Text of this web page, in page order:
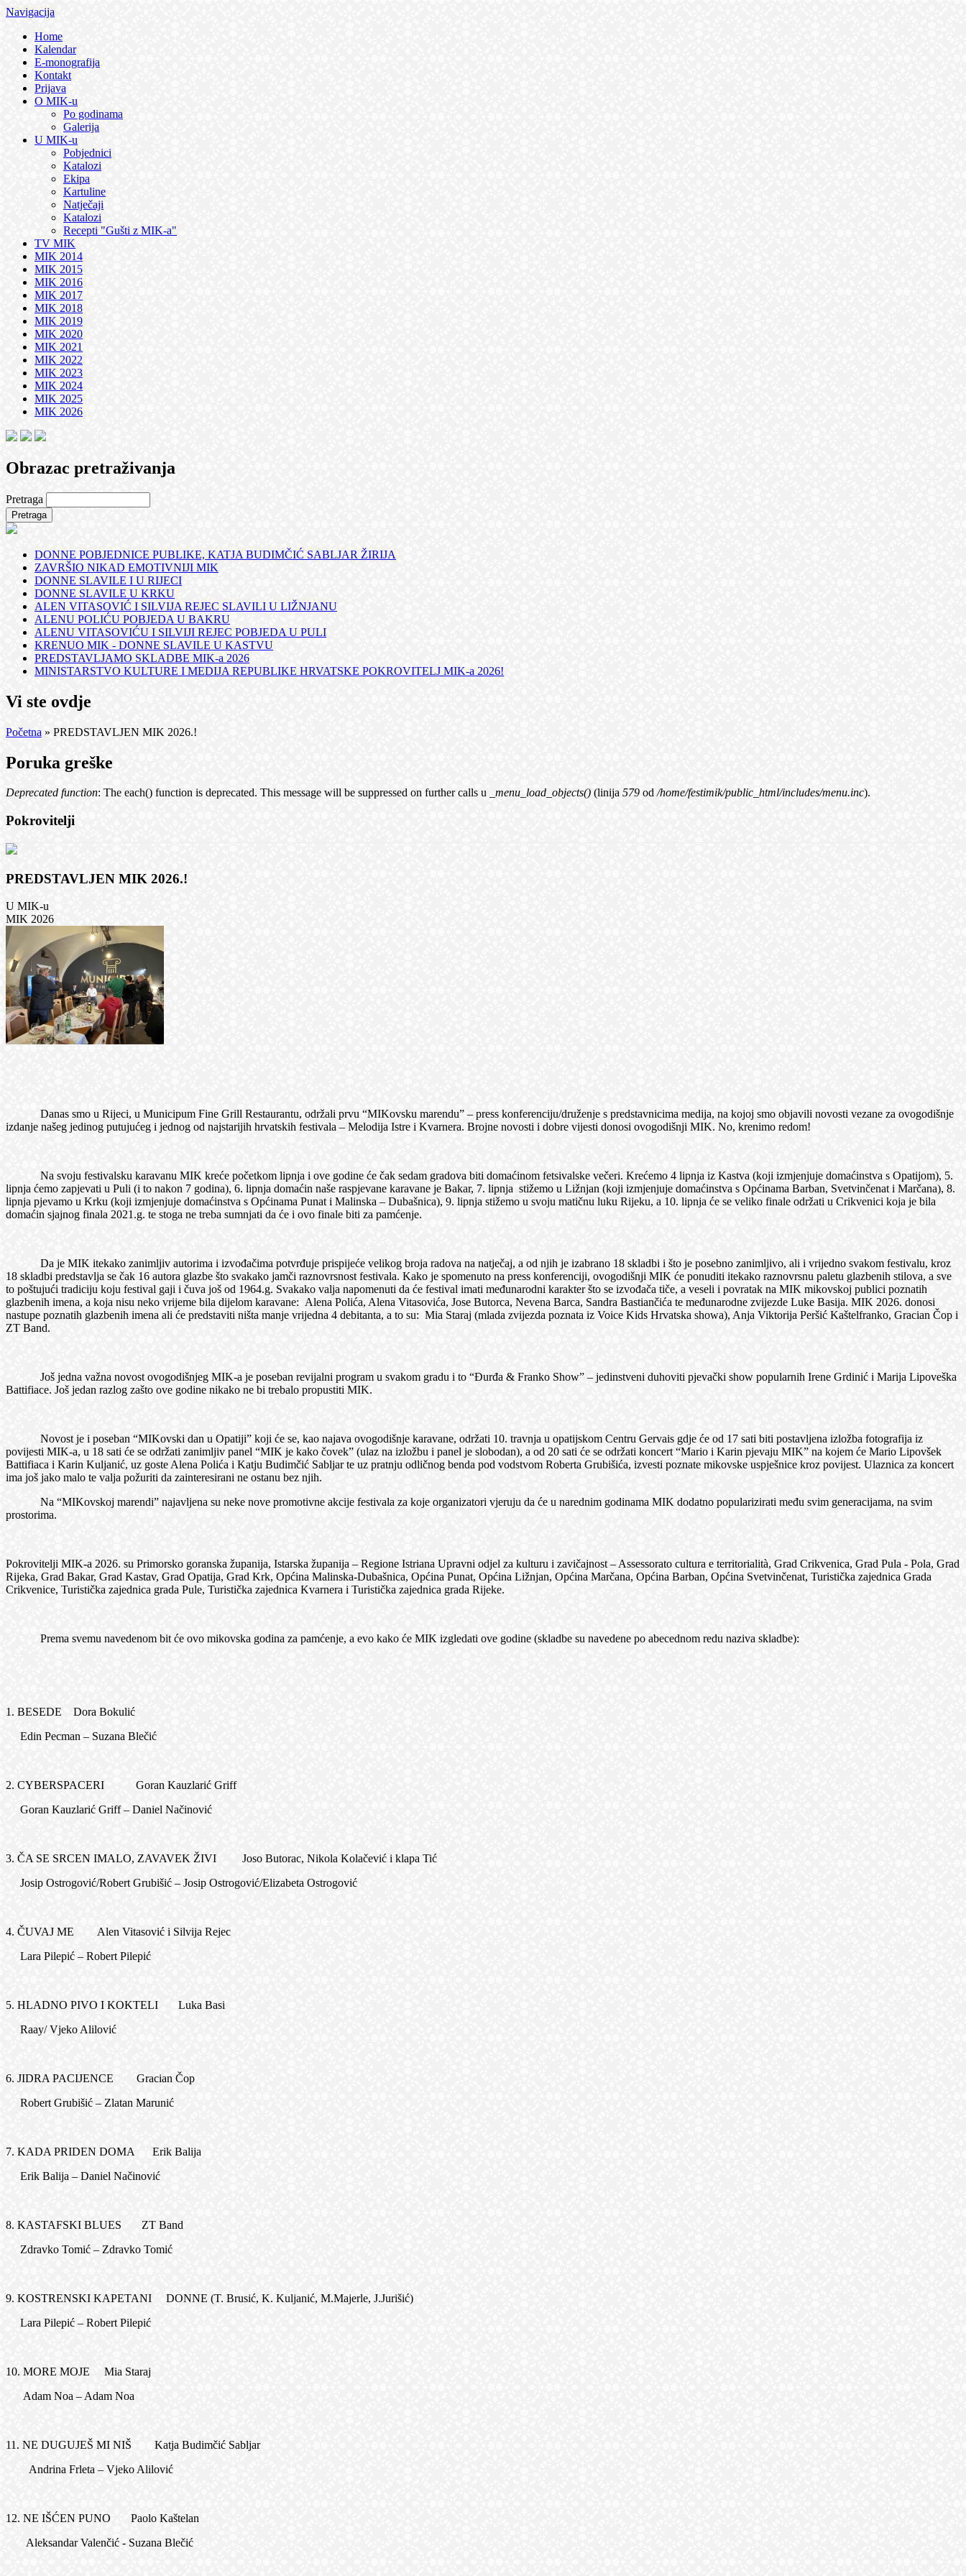
Navigacija
Home
Kalendar
E-monografija
Kontakt
Prijava
O MIK-u
Po godinama
Galerija
U MIK-u
Pobjednici
Katalozi
Ekipa
Kartuline
Natječaji
Katalozi
Recepti "Gušti z MIK-a"
TV MIK
MIK 2014
MIK 2015
MIK 2016
MIK 2017
MIK 2018
MIK 2019
MIK 2020
MIK 2021
MIK 2022
MIK 2023
MIK 2024
MIK 2025
MIK 2026
Obrazac pretraživanja
Pretraga
DONNE POBJEDNICE PUBLIKE, KATJA BUDIMČIĆ SABLJAR ŽIRIJA
ZAVRŠIO NIKAD EMOTIVNIJI MIK
DONNE SLAVILE I U RIJECI
DONNE SLAVILE U KRKU
ALEN VITASOVIĆ I SILVIJA REJEC SLAVILI U LIŽNJANU
ALENU POLIĆU POBJEDA U BAKRU
ALENU VITASOVIĆU I SILVIJI REJEC POBJEDA U PULI
KRENUO MIK - DONNE SLAVILE U KASTVU
PREDSTAVLJAMO SKLADBE MIK-a 2026
MINISTARSTVO KULTURE I MEDIJA REPUBLIKE HRVATSKE POKROVITELJ MIK-a 2026!
Vi ste ovdje
Početna » PREDSTAVLJEN MIK 2026.!
Poruka greške
Deprecated function: The each() function is deprecated. This message will be suppressed on further calls u _menu_load_objects() (linija 579 od/home/festimik/public_html/includes/menu.inc).
Pokrovitelji
PREDSTAVLJEN MIK 2026.!
U MIK-u
MIK 2026
Danas smo u Rijeci, u Municipum Fine Grill Restaurantu, održali prvu “MIKovsku marendu” – press konferenciju/druženje s predstavnicima medija, na kojoj smo objavili novosti vezane za ovogodišnje
izdanje našeg jedinog putujućeg i jednog od najstarijih hrvatskih festivala – Melodija Istre i Kvarnera. Brojne novosti i dobre vijesti donosi ovogodišnji MIK. No, krenimo redom!
Na svoju festivalsku karavanu MIK kreće početkom lipnja i ove godine će čak sedam gradova biti domaćinom fetsivalske večeri. Krećemo 4 lipnja iz Kastva (koji izmjenjuje domaćinstva s Opatijom), 5.
lipnja ćemo zapjevati u Puli (i to nakon 7 godina), 6. lipnja domaćin naše raspjevane karavane je Bakar, 7. lipnja stižemo u Ližnjan (koji izmjenjuje domaćinstva s Općinama Barban, Svetvinčenat i Marčana), 8.
lipnja pjevamo u Krku (koji izmjenjuje domaćinstva s Općinama Punat i Malinska – Dubašnica), 9. lipnja stižemo u svoju matičnu luku Rijeku, a 10. lipnja će se veliko finale održati u Crikvenici koja je bila
domaćin sjajnog finala 2021.g. te stoga ne treba sumnjati da će i ovo finale biti za pamćenje.
Da je MIK itekako zanimljiv autorima i izvođačima potvrđuje prispijeće velikog broja radova na natječaj, a od njih je izabrano 18 skladbi i što je posebno zanimljivo, ali i vrijedno svakom festivalu, kroz
18 skladbi predstavlja se čak 16 autora glazbe što svakako jamči raznovrsnost festivala. Kako je spomenuto na press konferenciji, ovogodišnji MIK će ponuditi itekako raznovrsnu paletu glazbenih stilova, a sve
to poštujući tradiciju koju festival gaji i čuva još od 1964.g. Svakako valja napomenuti da će festival imati međunarodni karakter što se izvođača tiče, a veseli i povratak na MIK mikovskoj publici poznatih
glazbenih imena, a koja nisu neko vrijeme bila dijelom karavane: Alena Polića, Alena Vitasovića, Jose Butorca, Nevena Barca, Sandra Bastiančića te međunarodne zvijezde Luke Basija. MIK 2026. donosi
nastupe poznatih glazbenih imena ali će predstaviti ništa manje vrijedna 4 debitanta, a to su: Mia Staraj (mlada zvijezda poznata iz Voice Kids Hrvatska showa), Anja Viktorija Peršić Kaštelfranko, Gracian Čop i
ZT Band.
Još jedna važna novost ovogodišnjeg MIK-a je poseban revijalni program u svakom gradu i to “Đurđa & Franko Show” – jedinstveni duhoviti pjevački show popularnih Irene Grdinić i Marija Lipoveška
Battifiace. Još jedan razlog zašto ove godine nikako ne bi trebalo propustiti MIK.
Novost je i poseban “MIKovski dan u Opatiji” koji će se, kao najava ovogodišnje karavane, održati 10. travnja u opatijskom Centru Gervais gdje će od 17 sati biti postavljena izložba fotografija iz
povijesti MIK-a, u 18 sati će se održati zanimljiv panel “MIK je kako čovek” (ulaz na izložbu i panel je slobodan), a od 20 sati će se održati koncert “Mario i Karin pjevaju MIK” na kojem će Mario Lipovšek
Battifiaca i Karin Kuljanić, uz goste Alena Polića i Katju Budimčić Sabljar te uz pratnju odličnog benda pod vodstvom Roberta Grubišića, izvesti poznate mikovske uspješnice kroz povijest. Ulaznica za koncert
ima još jako malo te valja požuriti da zainteresirani ne ostanu bez njih.
Na “MIKovskoj marendi” najavljena su neke nove promotivne akcije festivala za koje organizatori vjeruju da će u narednim godinama MIK dodatno popularizirati među svim generacijama, na svim
prostorima.
Pokrovitelji MIK-a 2026. su Primorsko goranska županija, Istarska županija – Regione Istriana Upravni odjel za kulturu i zavičajnost – Assessorato cultura e territorialità, Grad Crikvenica, Grad Pula - Pola, Grad
Rijeka, Grad Bakar, Grad Kastav, Grad Opatija, Grad Krk, Općina Malinska-Dubašnica, Općina Punat, Općina Ližnjan, Općina Marčana, Općina Barban, Općina Svetvinčenat, Turistička zajednica Grada
Crikvenice, Turistička zajednica grada Pule, Turistička zajednica Kvarnera i Turistička zajednica grada Rijeke.
Prema svemu navedenom bit će ovo mikovska godina za pamćenje, a evo kako će MIK izgledati ove godine (skladbe su navedene po abecednom redu naziva skladbe):
1. BESEDE Dora Bokulić
Edin Pecman – Suzana Blečić
2. CYBERSPACERI Goran Kauzlarić Griff
Goran Kauzlarić Griff – Daniel Načinović
3. ČA SE SRCEN IMALO, ZAVAVEK ŽIVI Joso Butorac, Nikola Kolačević i klapa Tić
Josip Ostrogović/Robert Grubišić – Josip Ostrogović/Elizabeta Ostrogović
4. ČUVAJ ME Alen Vitasović i Silvija Rejec
Lara Pilepić – Robert Pilepić
5. HLADNO PIVO I KOKTELI Luka Basi
Raay/ Vjeko Alilović
6. JIDRA PACIJENCE Gracian Čop
Robert Grubišić – Zlatan Marunić
7. KADA PRIDEN DOMA Erik Balija
Erik Balija – Daniel Načinović
8. KASTAFSKI BLUES ZT Band
Zdravko Tomić – Zdravko Tomić
9. KOSTRENSKI KAPETANI DONNE (T. Brusić, K. Kuljanić, M.Majerle, J.Jurišić)
Lara Pilepić – Robert Pilepić
10. MORE MOJE Mia Staraj
Adam Noa – Adam Noa
11. NE DUGUJEŠ MI NIŠ Katja Budimčić Sabljar
Andrina Frleta – Vjeko Alilović
12. NE IŠĆEN PUNO Paolo Kaštelan
Aleksandar Valenčić - Suzana Blečić